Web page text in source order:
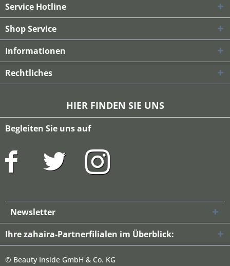
Service Hotline
Shop Service
Informationen
Rechtliches
HIER FINDEN SIE UNS
Begleiten Sie uns auf
Newsletter
Ihre zahaira-Partnerfilialen im Überblick:
© Beauty Inside GmbH & Co. KG